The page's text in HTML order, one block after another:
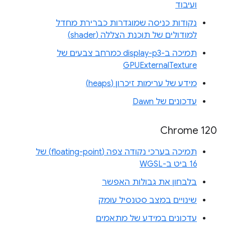
ועיבוד
נקודות כניסה שמוגדרות כברירת מחדל
למודולים של תוכנת הצללה (shader)
תמיכה ב-display-p3 כמרחב צבעים של
GPUExternalTexture
מידע של ערימות זיכרון (heaps)
עדכונים של Dawn
Chrome 120
תמיכה בערכי נקודה צפה (floating-point) של
16 ביט ב-WGSL
בלבחון את גבולות האפשר
שינויים במצב סטנסיל עומק
עדכונים במידע של מתאמים